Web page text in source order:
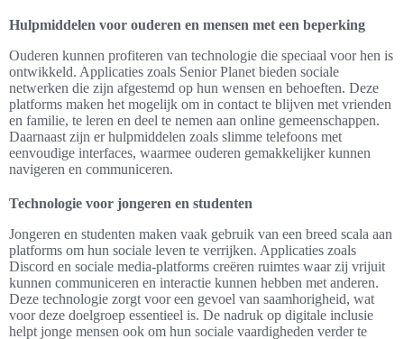
Hulpmiddelen voor ouderen en mensen met een beperking
Ouderen kunnen profiteren van technologie die speciaal voor hen is
ontwikkeld. Applicaties zoals Senior Planet bieden sociale
netwerken die zijn afgestemd op hun wensen en behoeften. Deze
platforms maken het mogelijk om in contact te blijven met vrienden
en familie, te leren en deel te nemen aan online gemeenschappen.
Daarnaast zijn er hulpmiddelen zoals slimme telefoons met
eenvoudige interfaces, waarmee ouderen gemakkelijker kunnen
navigeren en communiceren.
Technologie voor jongeren en studenten
Jongeren en studenten maken vaak gebruik van een breed scala aan
platforms om hun sociale leven te verrijken. Applicaties zoals
Discord en sociale media-platforms creëren ruimtes waar zij vrijuit
kunnen communiceren en interactie kunnen hebben met anderen.
Deze technologie zorgt voor een gevoel van saamhorigheid, wat
voor deze doelgroep essentieel is. De nadruk op digitale inclusie
helpt jonge mensen ook om hun sociale vaardigheden verder te